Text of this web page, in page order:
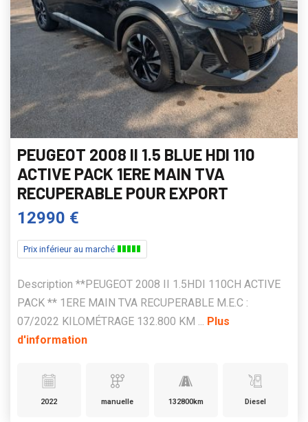
PEUGEOT 2008 II 1.5 BLUE HDI 110
ACTIVE PACK 1ERE MAIN TVA
RECUPERABLE POUR EXPORT
12990 €
Prix inférieur au marché
Description **PEUGEOT 2008 II 1.5HDI 110CH ACTIVE
PACK ** 1ERE MAIN TVA RECUPERABLE M.E.C :
07/2022 KILOMÉTRAGE 132.800 KM ... Plus
d'information
2022 manuelle 132800km Diesel